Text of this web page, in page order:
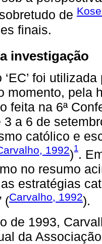
de
finais.
investigação
‘EC’ foi
momento, pela
feita na 6ª
3 a 6 de
católico e
1992)1.
no resumo
estratégias
(Carvalho, 1992).
de 1993,
da